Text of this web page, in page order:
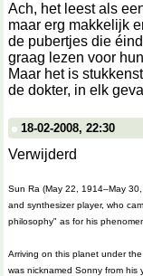
Ach, het leest als
maar erg makkelijk
de pubertjes die
graag lezen voor
Maar het is
de dokter, in elk
18-02-2008, 22:30
Verwijderd
Sun Ra (May 22, 1914–May
and synthesizer player, who
philosophy" as for his
Arriving on this planet under
was nicknamed Sonny from